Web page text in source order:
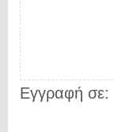
Εγγραφή σε: